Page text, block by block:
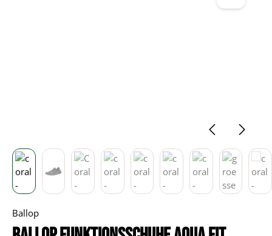
Ballop